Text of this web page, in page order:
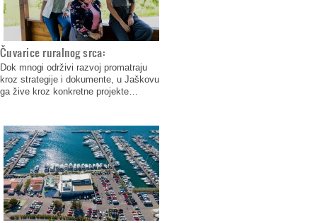
Čuvarice ruralnog srca:
Dok mnogi održivi razvoj promatraju
kroz strategije i dokumente, u Jaškovu
ga žive kroz konkretne projekte…